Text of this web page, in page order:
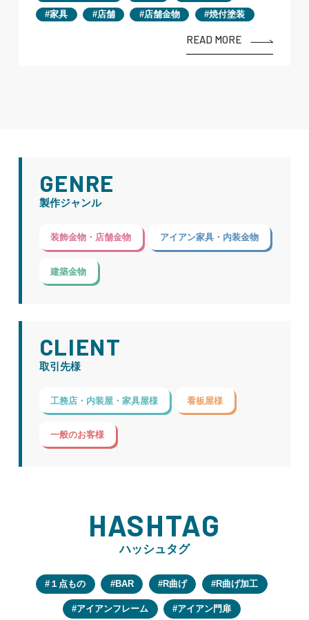
家具
店舗 店舗金物 焼付塗装
READ MORE
GENRE
製作ジャンル
装飾金物・店舗金物 アイアン家具・内装金物
建築金物
CLIENT
取引先様
工務店・内装屋・家具屋様 看板屋様
一般のお客様
HASHTAG
ハッシュタグ
１点もの BAR R曲げ R曲げ加工
アイアンフレーム アイアン門扉